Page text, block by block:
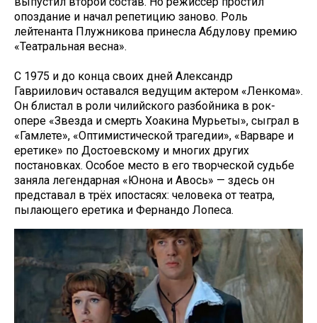
опоздание и начал репетицию заново. Роль
лейтенанта Плужникова принесла Абдулову премию
«Театральная весна».
С 1975 и до конца своих дней Александр
Гавриилович оставался ведущим актером «Ленкома».
Он блистал в роли чилийского разбойника в рок-
опере «Звезда и смерть Хоакина Мурьеты», сыграл в
«Гамлете», «Оптимистической трагедии», «Варваре и
еретике» по Достоевскому и многих других
постановках. Особое место в его творческой судьбе
заняла легендарная «Юнона и Авось» — здесь он
представал в трёх ипостасях: человека от театра,
пылающего еретика и Фернандо Лопеса.